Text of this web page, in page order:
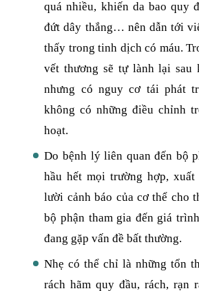
quá nhiều, khiến da bao quy
đứt dây thắng… nên dẫn tới
thấy trong tinh dịch có máu.
vết thương sẽ tự lành lại sau
nhưng có nguy cơ tái phát
không có những điều chỉnh
hoạt.
Do bệnh lý liên quan đến bộ
hầu hết mọi trường hợp,
lười cảnh báo của cơ thể cho
bộ phận tham gia đến giá
đang gặp vấn đề bất thường.
Nhẹ có thể chỉ là những tổn
rách hãm quy đầu, rách, rạn